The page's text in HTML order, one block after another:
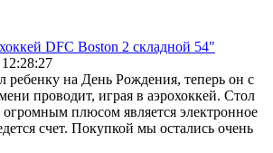
DFC Boston 2 складной 54"
ребенку на День Рождения, теперь он с
проводит, играя в аэрохоккей. Стол
огромным плюсом является электронное
счет. Покупкой мы остались очень